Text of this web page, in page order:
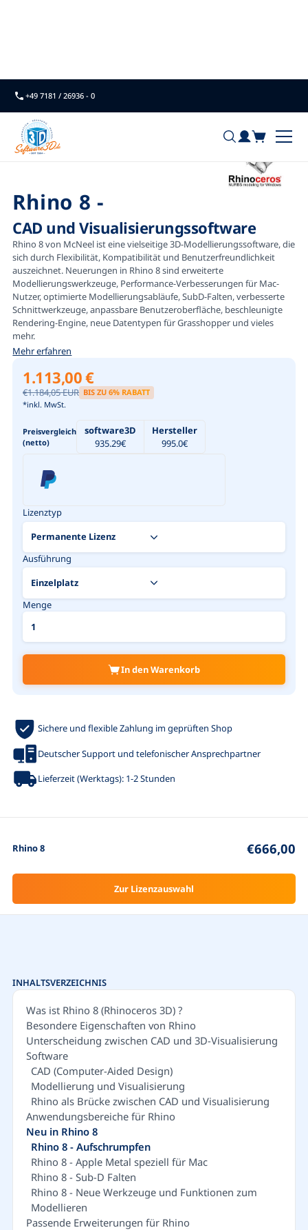
+49 7181 / 26936 - 0
Home McNeel Rhino 8
Rhino 8-
CAD und Visualisierungssoftware
Rhino 8 von McNeel ist eine vielseitige 3D-Modellierungssoftware, die
sich durch Flexibilität, Kompatibilität und Benutzerfreundlichkeit
auszeichnet. Neuerungen in Rhino 8 sind erweiterte
Modellierungswerkzeuge, Performance-Verbesserungen für Mac-
Nutzer, optimierte Modellierungsabläufe, SubD-Falten, verbesserte
Schnittwerkzeuge, anpassbare Benutzeroberfläche, beschleunigte
Rendering-Engine, neue Datentypen für Grasshopper und vieles
mehr.
Mehr erfahren
1.113,00 €
€1.184,05 EUR BIS ZU6% RABATT
*inkl. MwSt.
Preisvergleich
(netto)
software3D
935.29€
Hersteller
995.0€
Lizenztyp
Ausführung
Menge
In den Warenkorb
Sichere und flexible Zahlung im geprüften Shop
Deutscher Support und telefonischer Ansprechpartner
Lieferzeit (Werktags): 1-2 Stunden
Rhino 8 €666,00
Zur Lizenzauswahl
INHALTSVERZEICHNIS
Was ist Rhino 8 (Rhinoceros 3D) ?
Besondere Eigenschaften von Rhino
Unterscheidung zwischen CAD und 3D-Visualisierung
Software
CAD (Computer-Aided Design)
Modellierung und Visualisierung
Rhino als Brücke zwischen CAD und Visualisierung
Anwendungsbereiche für Rhino
Neu in Rhino 8
Rhino 8 - Aufschrumpfen
Rhino 8 - Apple Metal speziell für Mac
Rhino 8 - Sub-D Falten
Rhino 8 - Neue Werkzeuge und Funktionen zum
Modellieren
Passende Erweiterungen für Rhino